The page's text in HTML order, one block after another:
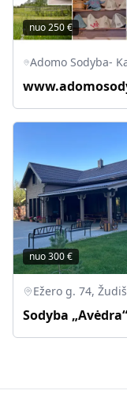
nuo250€
nuo300€
Sodyba „Avėdra“